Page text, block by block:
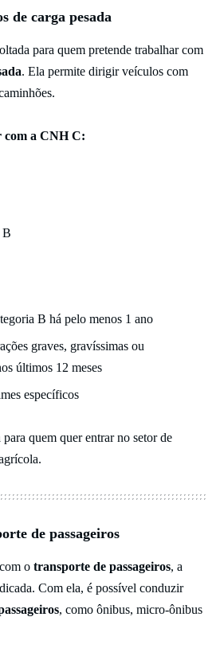
de carga pesada
para quem pretende trabalhar com
. Ela permite dirigir veículos com
com a CNH C:
B
B há pelo menos 1 ano
graves, gravíssimas ou
últimos 12 meses
específicos
quem quer entrar no setor de
de passageiros
o transporte de passageiros, a
Com ela, é possível conduzir
, como ônibus, micro-ônibus